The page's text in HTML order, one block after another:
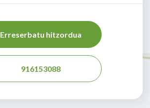
Erreserbatu hitzordua
916153088